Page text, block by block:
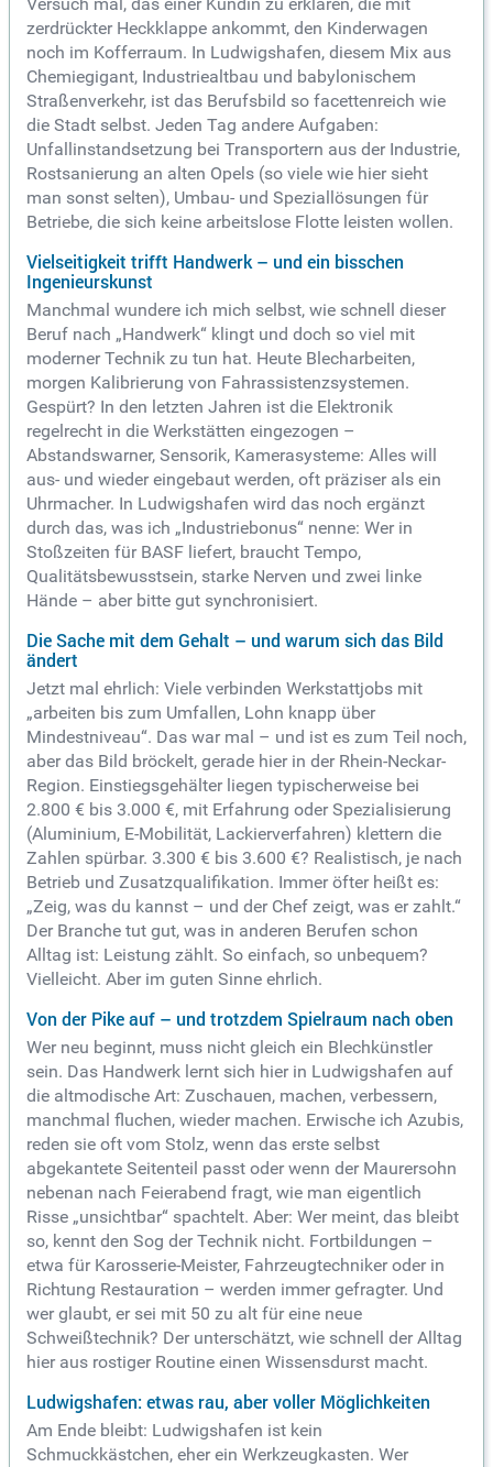
Versuch mal, das einer Kundin zu erklären, die mit
zerdrückter Heckklappe ankommt, den Kinderwagen
noch im Kofferraum. In Ludwigshafen, diesem Mix aus
Chemiegigant, Industriealtbau und babylonischem
Straßenverkehr, ist das Berufsbild so facettenreich wie
die Stadt selbst. Jeden Tag andere Aufgaben:
Unfallinstandsetzung bei Transportern aus der Industrie,
Rostsanierung an alten Opels (so viele wie hier sieht
man sonst selten), Umbau- und Speziallösungen für
Betriebe, die sich keine arbeitslose Flotte leisten wollen.
Vielseitigkeit trifft Handwerk – und ein bisschen
Ingenieurskunst
Manchmal wundere ich mich selbst, wie schnell dieser
Beruf nach „Handwerk“ klingt und doch so viel mit
moderner Technik zu tun hat. Heute Blecharbeiten,
morgen Kalibrierung von Fahrassistenzsystemen.
Gespürt? In den letzten Jahren ist die Elektronik
regelrecht in die Werkstätten eingezogen –
Abstandswarner, Sensorik, Kamerasysteme: Alles will
aus- und wieder eingebaut werden, oft präziser als ein
Uhrmacher. In Ludwigshafen wird das noch ergänzt
durch das, was ich „Industriebonus“ nenne: Wer in
Stoßzeiten für BASF liefert, braucht Tempo,
Qualitätsbewusstsein, starke Nerven und zwei linke
Hände – aber bitte gut synchronisiert.
Die Sache mit dem Gehalt – und warum sich das Bild
ändert
Jetzt mal ehrlich: Viele verbinden Werkstattjobs mit
„arbeiten bis zum Umfallen, Lohn knapp über
Mindestniveau“. Das war mal – und ist es zum Teil noch,
aber das Bild bröckelt, gerade hier in der Rhein-Neckar-
Region. Einstiegsgehälter liegen typischerweise bei
2.800 € bis 3.000 €, mit Erfahrung oder Spezialisierung
(Aluminium, E-Mobilität, Lackierverfahren) klettern die
Zahlen spürbar. 3.300 € bis 3.600 €? Realistisch, je nach
Betrieb und Zusatzqualifikation. Immer öfter heißt es:
„Zeig, was du kannst – und der Chef zeigt, was er zahlt.“
Der Branche tut gut, was in anderen Berufen schon
Alltag ist: Leistung zählt. So einfach, so unbequem?
Vielleicht. Aber im guten Sinne ehrlich.
Von der Pike auf – und trotzdem Spielraum nach oben
Wer neu beginnt, muss nicht gleich ein Blechkünstler
sein. Das Handwerk lernt sich hier in Ludwigshafen auf
die altmodische Art: Zuschauen, machen, verbessern,
manchmal fluchen, wieder machen. Erwische ich Azubis,
reden sie oft vom Stolz, wenn das erste selbst
abgekantete Seitenteil passt oder wenn der Maurersohn
nebenan nach Feierabend fragt, wie man eigentlich
Risse „unsichtbar“ spachtelt. Aber: Wer meint, das bleibt
so, kennt den Sog der Technik nicht. Fortbildungen –
etwa für Karosserie-Meister, Fahrzeugtechniker oder in
Richtung Restauration – werden immer gefragter. Und
wer glaubt, er sei mit 50 zu alt für eine neue
Schweißtechnik? Der unterschätzt, wie schnell der Alltag
hier aus rostiger Routine einen Wissensdurst macht.
Ludwigshafen: etwas rau, aber voller Möglichkeiten
Am Ende bleibt: Ludwigshafen ist kein
Schmuckkästchen, eher ein Werkzeugkasten. Wer